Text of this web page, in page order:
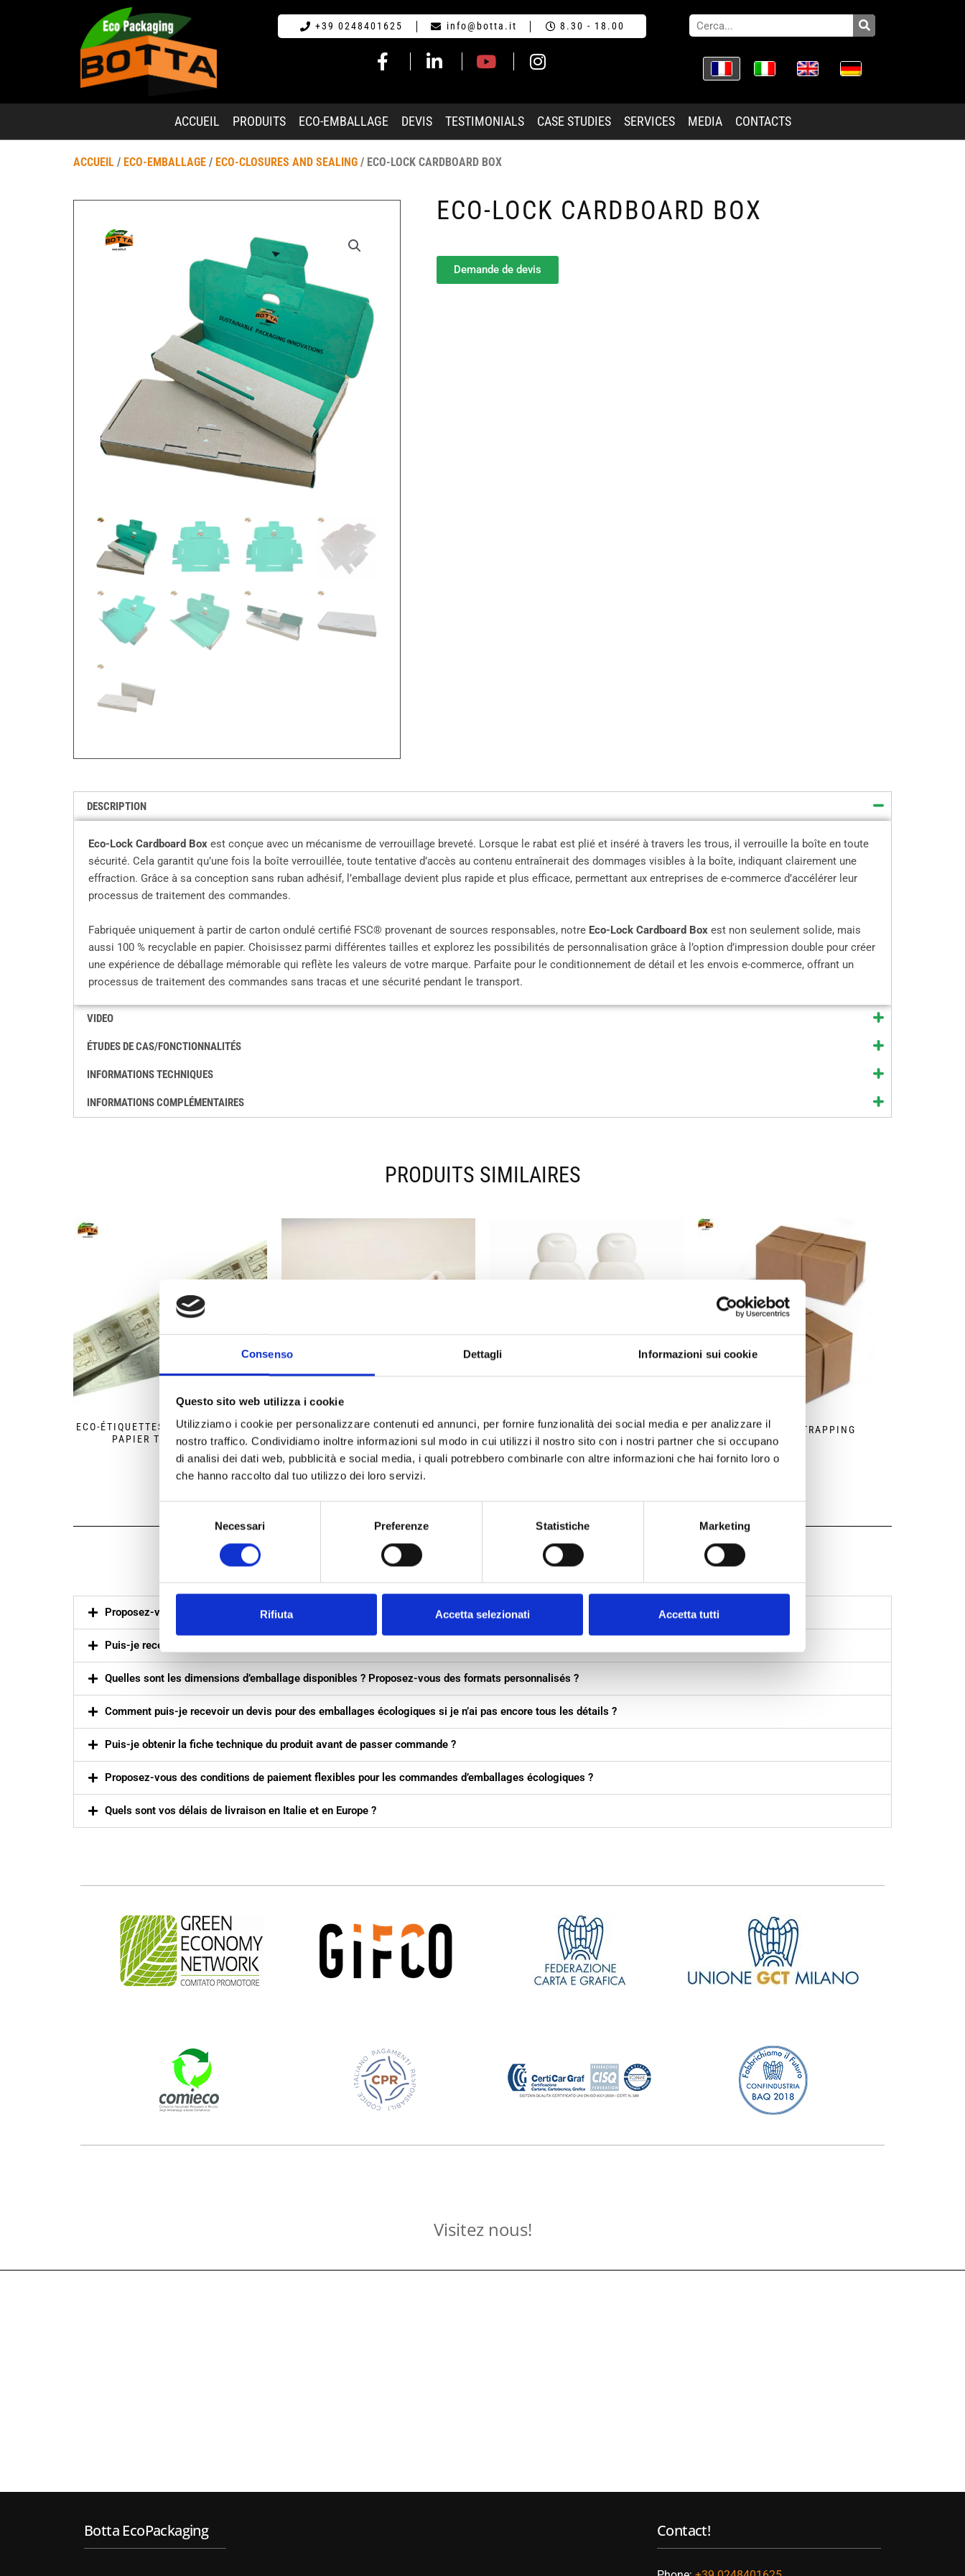
Consenso Dettagli Informazioni sui cookie
Questo sito web utilizza i cookie
Utilizziamo i cookie per personalizzare contenuti ed annunci, per fornire funzionalità dei social media e per analizzare il
nostro traffico. Condividiamo inoltre informazioni sul modo in cui utilizzi il nostro sito con i nostri partner che si occupano
di analisi dei dati web, pubblicità e social media, i quali potrebbero combinarle con altre informazioni che hai fornito loro o
che hanno raccolto dal tuo utilizzo dei loro servizi.
del
Necessari Preferenze Statistiche Marketing
Rifiuta Accetta selezionati Accetta tutti
+39 0248401625 info@botta.it 8.30 - 18.00
ACCUEIL PRODUITS ECO-EMBALLAGE DEVIS TESTIMONIALS CASE STUDIES SERVICES MEDIA CONTACTS
ACCUEIL / ECO-EMBALLAGE / ECO-CLOSURES AND SEALING / ECO-LOCK CARDBOARD BOX
ECO-LOCK CARDBOARD BOX
Demande de devis
DESCRIPTION
Eco-Lock Cardboard Box est conçue avec un mécanisme de verrouillage breveté. Lorsque le rabat est plié et inséré à travers les trous, il verrouille la boîte en toute
sécurité. Cela garantit qu’une fois la boîte verrouillée, toute tentative d’accès au contenu entraînerait des dommages visibles à la boîte, indiquant clairement une
effraction. Grâce à sa conception sans ruban adhésif, l’emballage devient plus rapide et plus efficace, permettant aux entreprises de e-commerce d’accélérer leur
processus de traitement des commandes.
Fabriquée uniquement à partir de carton ondulé certifié FSC® provenant de sources responsables, notre Eco-Lock Cardboard Box est non seulement solide, mais
aussi 100 % recyclable en papier. Choisissez parmi différentes tailles et explorez les possibilités de personnalisation grâce à l’option d’impression double pour créer
une expérience de déballage mémorable qui reflète les valeurs de votre marque. Parfaite pour le conditionnement de détail et les envois e-commerce, offrant un
processus de traitement des commandes sans tracas et une sécurité pendant le transport.
VIDEO
ÉTUDES DE CAS/FONCTIONNALITÉS
INFORMATIONS TECHNIQUES
INFORMATIONS COMPLÉMENTAIRES
PRODUITS SIMILAIRES
ECO-ÉTIQUETTES PROTECTRICES EN
PAPIER TRANSPARENT
FIBRESTRAP® – ECO-PAPER CABLE
TIE STRONG
ECO-PAPER BANDING REINFORCED ECO-PAPER STRAPPING
Frequently Asked Questions – BOTTA EcoPackaging
Proposez-vous des devis pour des emballages durables selon les conditions EXW, DAP ou DDP ?
Puis-je recevoir des échantillons d’emballages écologiques pour test si je suis en dehors de l’Italie ?
Quelles sont les dimensions d’emballage disponibles ? Proposez-vous des formats personnalisés ?
Comment puis-je recevoir un devis pour des emballages écologiques si je n’ai pas encore tous les détails ?
Puis-je obtenir la fiche technique du produit avant de passer commande ?
Proposez-vous des conditions de paiement flexibles pour les commandes d’emballages écologiques ?
Quels sont vos délais de livraison en Italie et en Europe ?
Visitez nous!
Botta EcoPackaging Contact!